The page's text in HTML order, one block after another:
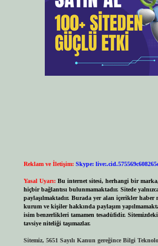
Reklam ve İletişim: Skype:
Yasal Uyarı: Bu internet sitesi, herhangi bir
hiçbir bağlantısı bulunmamaktadır. Sitede
paylaşılmaktadır. Burada yer alan içerikler haber
kurum ve kişiler hakkında paylaşım
isim benzerlikleri tamamen tesadüfidir.
tavsiye niteliği taşımazlar.
Sitemiz, 5651 Sayılı Kanun gereğince Bilgi